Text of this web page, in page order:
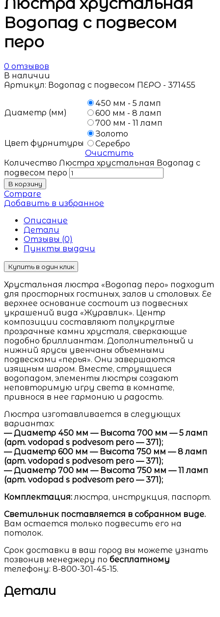
Водопад с подвесом
перо
0 отзывов
В наличии
Артикул: Водопад с подвесом ПЕРО - 371455
Диаметр (мм)
450 мм - 5 ламп
600 мм - 8 ламп
700 мм - 11 ламп
Цвет фурнитуры
Золото
Серебро
Очистить
Количество Люстра хрустальная Водопад с
подвесом перо
В корзину
Compare
Добавить в избранное
Описание
Детали
Отзывы (0)
Пункты выдачи
Купить в один клик
Хрустальная люстра «Водопад перо» подходит
для просторных гостиных, залов и столовых. Ее
верхнее основание состоит из подвесных
украшений вида «Журавлик». Центр
композиции составляют полукруглые
прозрачные камни хрусталя, сверкающие
подобно бриллиантам. Дополнительный и
нижний ярусы увенчаны объемными
подвесками «перья». Они завершаются
изящным шаром. Вместе, струящиеся
водопадом, элементы люстры создают
неповторимую игру света в комнате,
привнося в нее гармонию и радость.
Люстра изготавливается в следующих
вариантах:
— Диаметр 450 мм — Высота 700 мм — 5 ламп
(арт. vodopad s podvesom pero — 371);
— Диаметр 600 мм — Высота 750 мм — 8 ламп
(арт. vodopad s podvesom pero — 371);
— Диаметр 700 мм — Высота 750 мм — 11 ламп
(арт. vodopad s podvesom pero — 371);
Комплектация:люстра, инструкция, паспорт.
Светильник поставляется в собранном виде.
Вам остается только подвесить его на
потолок.
Срок доставки в ваш город вы можете узнать
позвонив менеджеру по бесплатному
телефону: 8-800-301-45-15.
Детали